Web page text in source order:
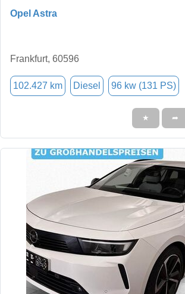
Opel Astra
Frankfurt, 60596
102.427 km Diesel 96 kw (131 PS)
★ ➦